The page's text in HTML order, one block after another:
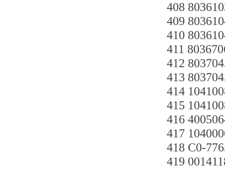
408
409
410
411
412
413
414
415
416
417
418 C0-
419